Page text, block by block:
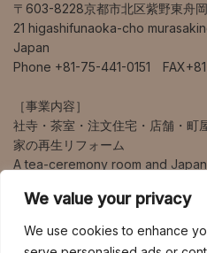
We value your privacy
We use cookies to enhance
〒603-8228京都市北区紫野東舟
21 higashifunaoka-cho
Japan
Phone +81-75-441-0151
［事業内容］
社寺・茶室・注文住宅・店舗・町
家の再生リフォーム
A tea-ceremony room and
営業エリアは、京都、大阪、兵庫
東京、九州など幅広く対応してい